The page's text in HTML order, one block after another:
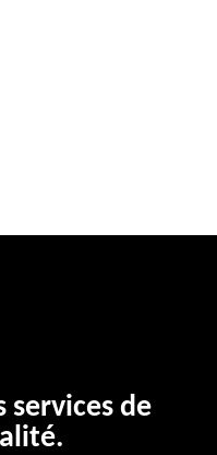
services de